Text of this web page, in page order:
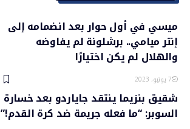
ميسي في أول حوار بعد انضمامه إلى
إنتر ميامي.. برشلونة لم يفاوضه
والهلال لم يكن اختيارًا
7 يونيو، 2023
شقيق بنزيما ينتقد جاياردو بعد خسارة
السوبر: “ما فعله جريمة ضد كرة القدم!”